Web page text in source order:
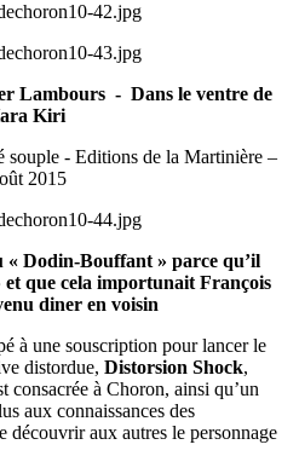
Lambours - Dans le ventre de
Kiri
souple - Editions de la Martinière –
2015
« Dodin-Bouffant » parce qu’il
que cela importunait François
diner en voisin
à une souscription pour lancer le
distordue, Distorsion Shock,
consacrée à Choron, ainsi qu’un
aux connaissances des
découvrir aux autres le personnage